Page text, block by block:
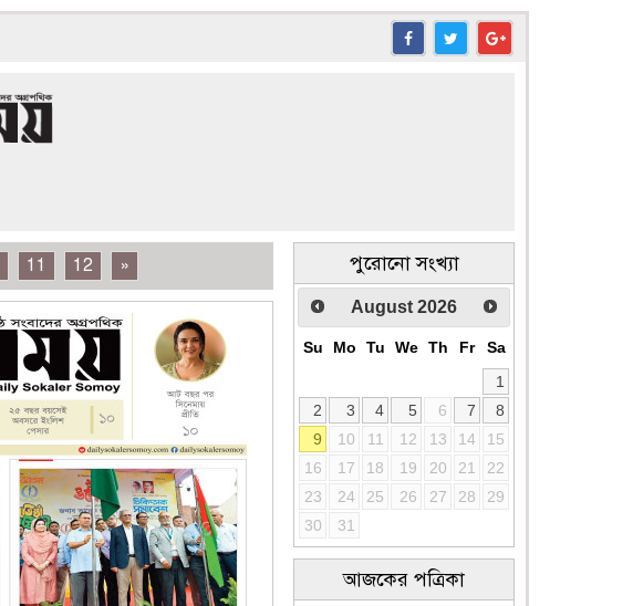
11 12 » পুরোনো সংখ্যা
August 2026
Su Mo Tu We Th Fr
Sa
1
2
3 4 5 6 7
8
9
10 11 12 13 14
15
16
17 18 19 20 21
22
23
24 25 26 27 28
29
30
31
আজকের পত্রিকা